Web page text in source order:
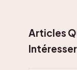
Articles